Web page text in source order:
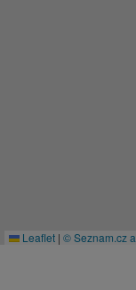
Leaflet | © Seznam.cz